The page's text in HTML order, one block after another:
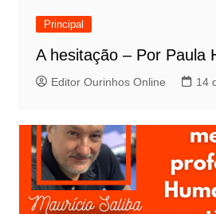
Principal
A hesitação – Por Paula
Editor Ourinhos Online 14